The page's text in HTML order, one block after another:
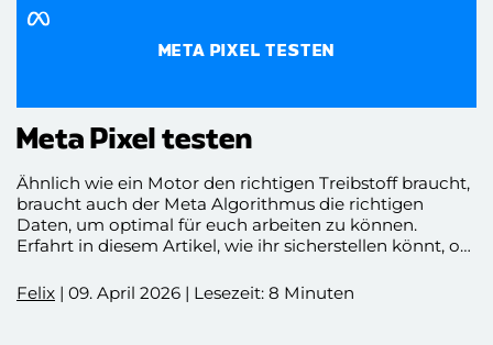
starkes Instrument, um Content an die richtigen
Empfänger zu verteilen.
META PIXEL TESTEN
Meta Pixel testen
Ähnlich wie ein Motor den richtigen Treibstoff braucht,
braucht auch der Meta Algorithmus die richtigen
Daten, um optimal für euch arbeiten zu können.
Erfahrt in diesem Artikel, wie ihr sicherstellen könnt, ob
sonst im Werbeanzeigenmanager achten solltet.
Felix | 09. April 2026 | Lesezeit: 8 Minuten